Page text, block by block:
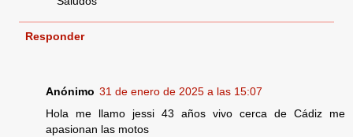
Responder
Anónimo 31 de enero de 2025 a las 15:07
Hola me llamo jessi 43 años vivo cerca de Cádiz me
apasionan las motos